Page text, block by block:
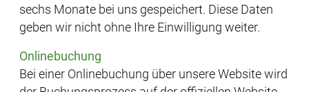
sechs Monate bei uns gespeichert. Diese Daten
geben wir nicht ohne Ihre Einwilligung weiter.
Onlinebuchung
Bei einer Onlinebuchung über unsere Website wird